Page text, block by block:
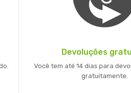
Devoluções
Você tem até 14 dias para
gratuitamente.